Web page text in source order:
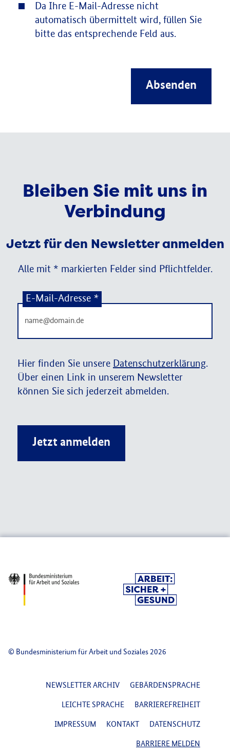
Da Ihre E-Mail-Adresse nicht
automatisch übermittelt wird, füllen Sie
bitte das entsprechende Feld aus.
Absenden
Bleiben Sie mit uns in
Verbindung
Jetzt für den Newsletter anmelden
Alle mit * markierten Felder sind Pflichtfelder.
E-Mail-Adresse *
Hier finden Sie unsere Datenschutzerklärung.
Über einen Link in unserem Newsletter
können Sie sich jederzeit abmelden.
Jetzt anmelden
© Bundesministerium für Arbeit und Soziales 2026
FOOTER NAVIGATION
NEWSLETTER ARCHIV GEBÄRDENSPRACHE
LEICHTE SPRACHE BARRIEREFREIHEIT
IMPRESSUM KONTAKT DATENSCHUTZ
BARRIERE MELDEN